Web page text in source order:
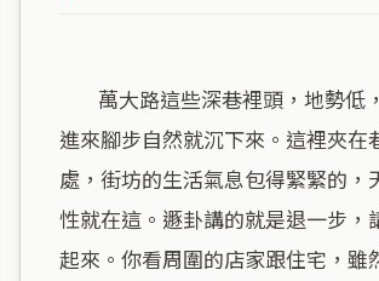
進來腳步自然就沉下來。這裡夾在
處，街坊的生活氣息包得緊緊的，
性就在這。遯卦講的就是退一步，
起來。你看周圍的店家跟住宅，雖